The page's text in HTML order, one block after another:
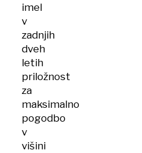
imel
v
zadnjih
dveh
letih
priložnost
za
maksimalno
pogodbo
v
višini